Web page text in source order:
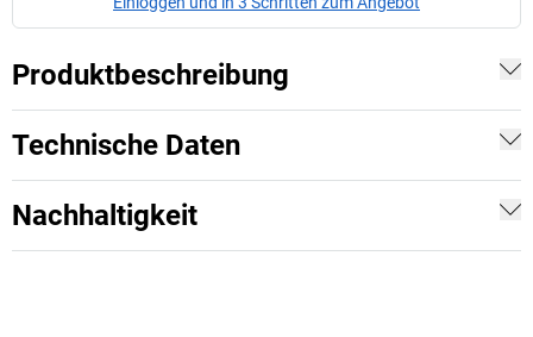
Produktbeschreibung
Technische Daten
Nachhaltigkeit